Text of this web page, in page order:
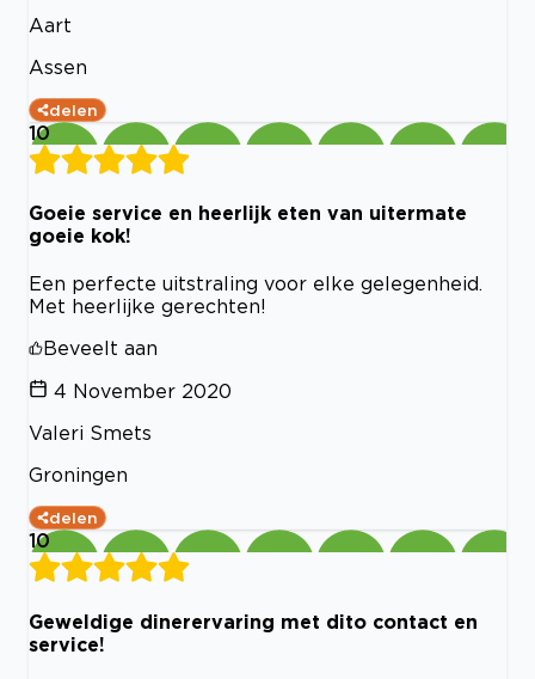
Aart
Assen
delen
10
Goeie service en heerlijk eten van uitermate
goeie kok!
Een perfecte uitstraling voor elke gelegenheid.
Met heerlijke gerechten!
Beveelt aan
4 November 2020
Valeri Smets
Groningen
delen
10
Geweldige dinerervaring met dito contact en
service!